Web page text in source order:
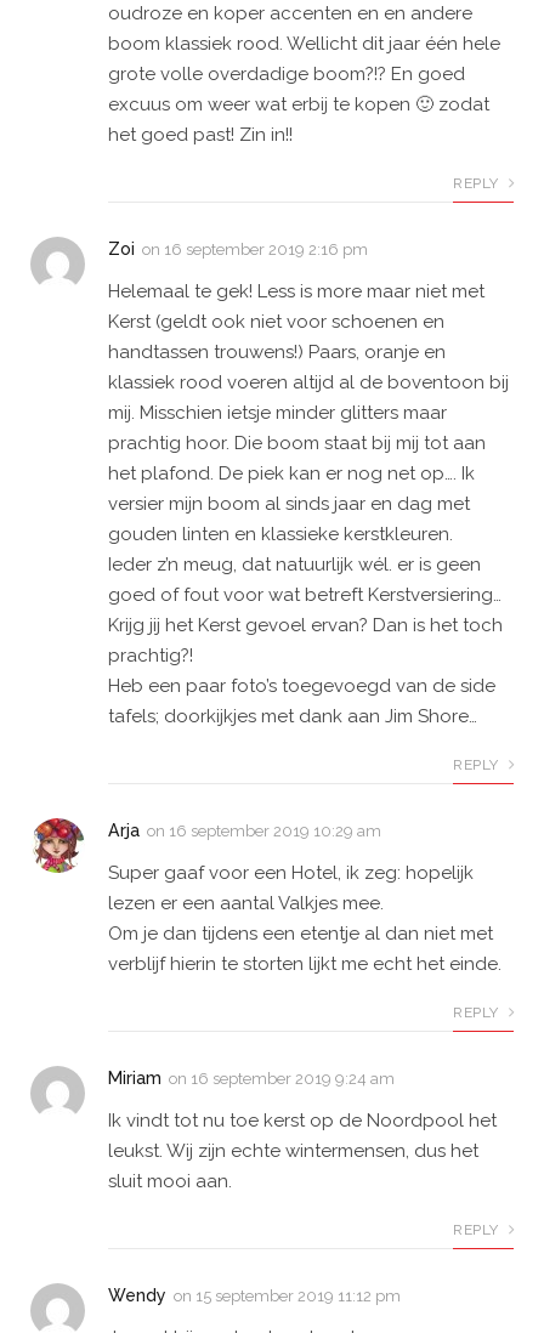
oudroze en koper accenten en en andere
boom klassiek rood. Wellicht dit jaar één hele
grote volle overdadige boom?!? En goed
excuus om weer wat erbij te kopen 🙂 zodat
het goed past! Zin in!!
REPLY
Zoi on 16 september 2019 2:16 pm
Helemaal te gek! Less is more maar niet met
Kerst (geldt ook niet voor schoenen en
handtassen trouwens!) Paars, oranje en
klassiek rood voeren altijd al de boventoon bij
mij. Misschien ietsje minder glitters maar
prachtig hoor. Die boom staat bij mij tot aan
het plafond. De piek kan er nog net op…. Ik
versier mijn boom al sinds jaar en dag met
gouden linten en klassieke kerstkleuren.
Ieder z’n meug, dat natuurlijk wél. er is geen
goed of fout voor wat betreft Kerstversiering…
Krijg jij het Kerst gevoel ervan? Dan is het toch
prachtig?!
Heb een paar foto’s toegevoegd van de side
tafels; doorkijkjes met dank aan Jim Shore…
REPLY
Arja on 16 september 2019 10:29 am
Super gaaf voor een Hotel, ik zeg: hopelijk
lezen er een aantal Valkjes mee.
Om je dan tijdens een etentje al dan niet met
verblijf hierin te storten lijkt me echt het einde.
REPLY
Miriam on 16 september 2019 9:24 am
Ik vindt tot nu toe kerst op de Noordpool het
leukst. Wij zijn echte wintermensen, dus het
sluit mooi aan.
REPLY
Wendy on 15 september 2019 11:12 pm